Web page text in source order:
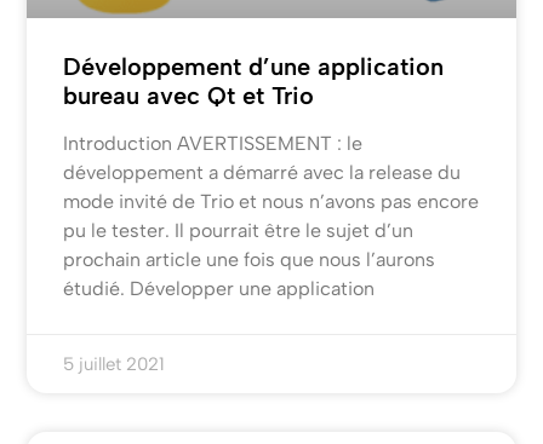
Développement d’une application
bureau avec Qt et Trio
Introduction AVERTISSEMENT : le
développement a démarré avec la release du
mode invité de Trio et nous n’avons pas encore
pu le tester. Il pourrait être le sujet d’un
prochain article une fois que nous l’aurons
étudié. Développer une application
5 juillet 2021